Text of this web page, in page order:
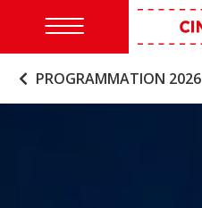
PROGRAMMATION 2026